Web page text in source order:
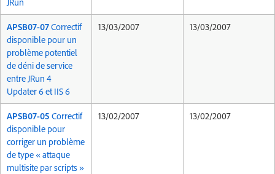
APSB07-07Correctif
disponible pour un
problème potentiel
de déni de service
entre JRun 4
Updater 6 et IIS 6
13/03/2007 13/03/2007
APSB07-05 Correctif
disponible pour
corriger un problème
de type « attaque
multisite par scripts »
13/02/2007 13/02/2007